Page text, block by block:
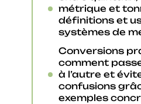
métrique et
définitions et
systèmes de
Conversions
comment
à l’autre et
confusions
exemples